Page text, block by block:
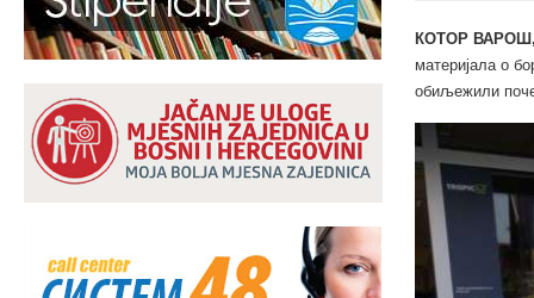
КОТОР
материјала о
обиљежили